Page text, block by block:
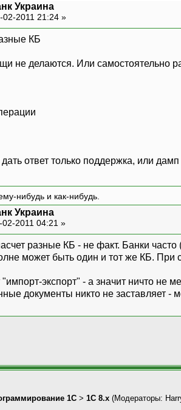
Украина
02-2011 21:24 »
КБ
не делаются. Или самостоятельно
ответ только поддержка, или
нибудь и как-нибудь.
Украина
02-2011 04:21 »
разные КБ - не факт. Банки
может быть один и тот же КБ. При
"импорт-экспорт" - а значит ничто
документы никто не заставляет -
1С > 1С 8.x (Модераторы: